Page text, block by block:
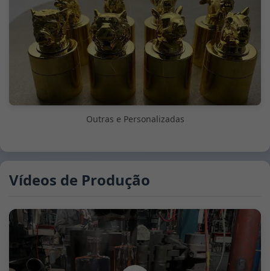
Outras e Personalizadas
Vídeos de Produção